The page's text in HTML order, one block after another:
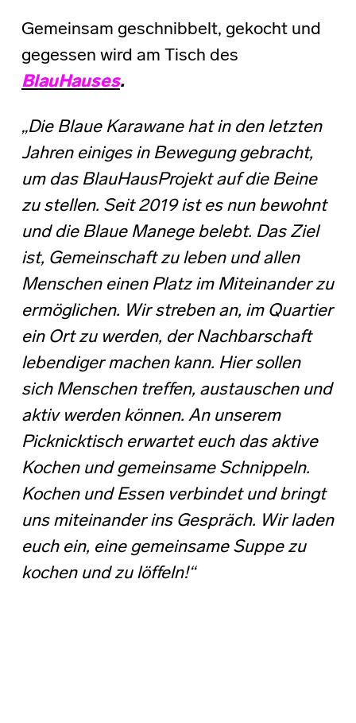
Gemeinsam geschnibbelt, gekocht und
gegessen wird am Tisch des
BlauHauses.
„Die Blaue Karawane hat in den letzten
Jahren einiges in Bewegung gebracht,
um das BlauHausProjekt auf die Beine
zu stellen. Seit 2019 ist es nun bewohnt
und die Blaue Manege belebt. Das Ziel
ist, Gemeinschaft zu leben und allen
Menschen einen Platz im Miteinander zu
ermöglichen. Wir streben an, im Quartier
ein Ort zu werden, der Nachbarschaft
lebendiger machen kann. Hier sollen
sich Menschen treffen, austauschen und
aktiv werden können. An unserem
Picknicktisch erwartet euch das aktive
Kochen und gemeinsame Schnippeln.
Kochen und Essen verbindet und bringt
uns miteinander ins Gespräch. Wir laden
euch ein, eine gemeinsame Suppe zu
kochen und zu löffeln!“